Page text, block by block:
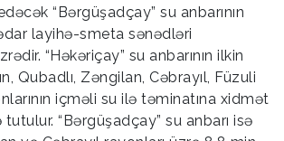
“Bərgüşadçay” su anbarının
layihə-smeta sənədləri
“Həkəriçay” su anbarının ilkin
Qubadlı, Zəngilan, Cəbrayıl, Füzuli
içməli su ilə təminatına xidmət
“Bərgüşadçay” su anbarı isə